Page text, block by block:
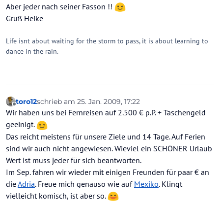
Aber jeder nach seiner Fasson !!
Gruß Heike
Life isnt about waiting for the storm to pass, it is about learning to
dance in the rain.
Offline
toro12schrieb am 25. Jan. 2009, 17:22
zuletzt editiert von
Wir haben uns bei Fernreisen auf 2.500 € p.P. + Taschengeld
geeinigt.
Das reicht meistens für unsere Ziele und 14 Tage. Auf Ferien
sind wir auch nicht angewiesen. Wieviel ein SCHÖNER Urlaub
Wert ist muss jeder für sich beantworten.
Im Sep. fahren wir wieder mit einigen Freunden für paar € an
dieAdria. Freue mich genauso wie auf Mexiko. Klingt
vielleicht komisch, ist aber so.